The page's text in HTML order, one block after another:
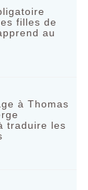
filles de
au
à Thomas
traduire les